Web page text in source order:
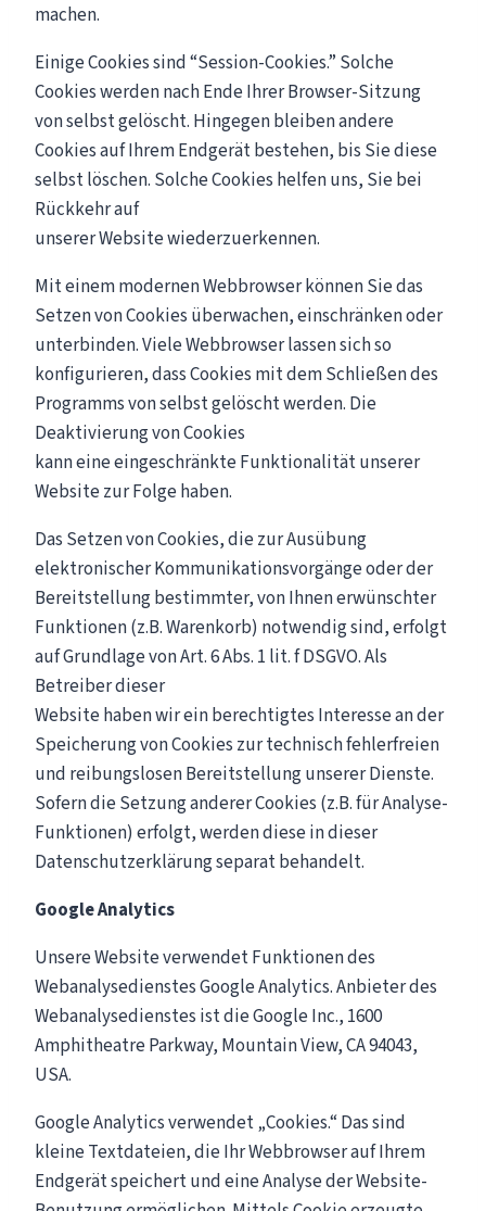
machen.
Einige Cookies sind “Session-Cookies.” Solche
Cookies werden nach Ende Ihrer Browser-Sitzung
von selbst gelöscht. Hingegen bleiben andere
Cookies auf Ihrem Endgerät bestehen, bis Sie diese
selbst löschen. Solche Cookies helfen uns, Sie bei
Rückkehr auf
unserer Website wiederzuerkennen.
Mit einem modernen Webbrowser können Sie das
Setzen von Cookies überwachen, einschränken oder
unterbinden. Viele Webbrowser lassen sich so
konfigurieren, dass Cookies mit dem Schließen des
Programms von selbst gelöscht werden. Die
Deaktivierung von Cookies
kann eine eingeschränkte Funktionalität unserer
Website zur Folge haben.
Das Setzen von Cookies, die zur Ausübung
elektronischer Kommunikationsvorgänge oder der
Bereitstellung bestimmter, von Ihnen erwünschter
Funktionen (z.B. Warenkorb) notwendig sind, erfolgt
auf Grundlage von Art. 6 Abs. 1 lit. f DSGVO. Als
Betreiber dieser
Website haben wir ein berechtigtes Interesse an der
Speicherung von Cookies zur technisch fehlerfreien
und reibungslosen Bereitstellung unserer Dienste.
Sofern die Setzung anderer Cookies (z.B. für Analyse-
Funktionen) erfolgt, werden diese in dieser
Datenschutzerklärung separat behandelt.
Google Analytics
Unsere Website verwendet Funktionen des
Webanalysedienstes Google Analytics. Anbieter des
Webanalysedienstes ist die Google Inc., 1600
Amphitheatre Parkway, Mountain View, CA 94043,
USA.
Google Analytics verwendet „Cookies.“ Das sind
kleine Textdateien, die Ihr Webbrowser auf Ihrem
Endgerät speichert und eine Analyse der Website-